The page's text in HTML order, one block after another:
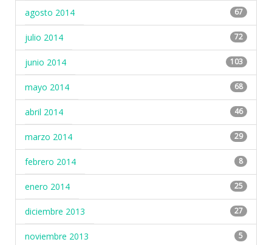
agosto 2014 67
julio 2014 72
junio 2014 103
mayo 2014 68
abril 2014 46
marzo 2014 29
febrero 2014 8
enero 2014 25
diciembre 2013 27
noviembre 2013 5